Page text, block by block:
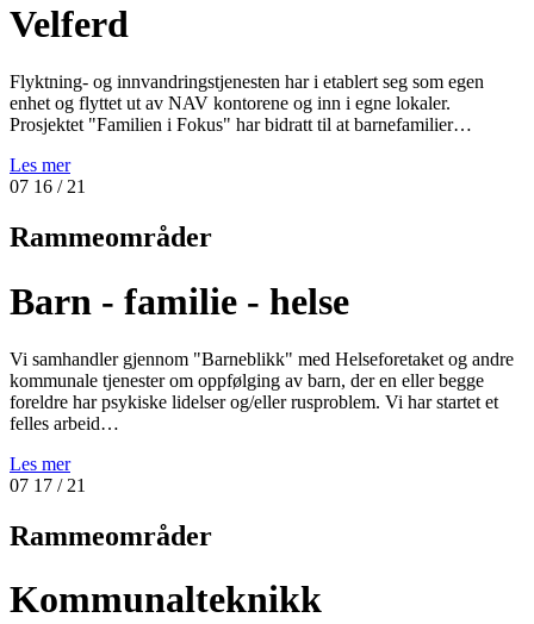
Velferd
Flyktning- og innvandringstjenesten har i etablert seg som egen
enhet og flyttet ut av NAV kontorene og inn i egne lokaler.
Prosjektet "Familien i Fokus" har bidratt til at barnefamilier…
Les mer
07 16 / 21
Rammeområder
Barn - familie - helse
Vi samhandler gjennom "Barneblikk" med Helseforetaket og andre
kommunale tjenester om oppfølging av barn, der en eller begge
foreldre har psykiske lidelser og/eller rusproblem. Vi har startet et
felles arbeid…
Les mer
07 17 / 21
Rammeområder
Kommunalteknikk